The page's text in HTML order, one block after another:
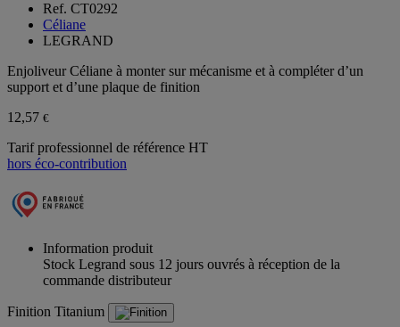
Ref. CT0292
Céliane
LEGRAND
Enjoliveur Céliane à monter sur mécanisme et à compléter d’un
support et d’une plaque de finition
12,57 €
Tarif professionnel de référence HT
hors éco-contribution
Information produit
Stock Legrand sous 12 jours ouvrés à réception de la
commande distributeur
Finition Titanium